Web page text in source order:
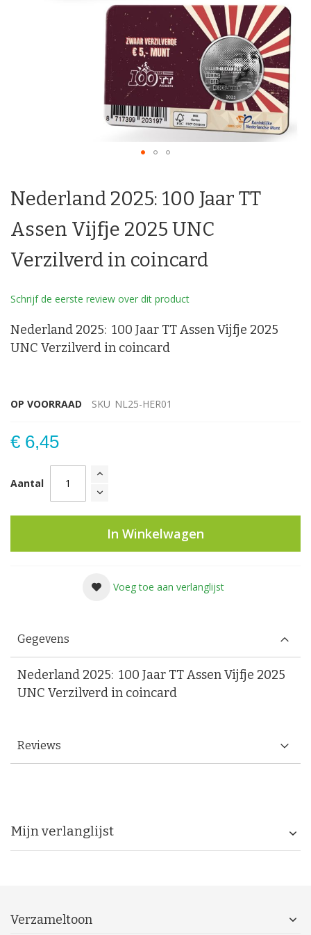
het
van
de
afbeeldingen-
gallerij
Nederland 2025: 100 Jaar TT
Assen Vijfje 2025 UNC
Verzilverd in coincard
Schrijf de eerste review over dit product
Nederland 2025: 100 Jaar TT Assen Vijfje 2025
UNC Verzilverd in coincard
OP VOORRAAD SKU NL25-HER01
€ 6,45
Aantal
In Winkelwagen
Voeg toe aan verlanglijst
Gegevens
Nederland 2025: 100 Jaar TT Assen Vijfje 2025
UNC Verzilverd in coincard
Reviews
Mijn verlanglijst
Verzameltoon